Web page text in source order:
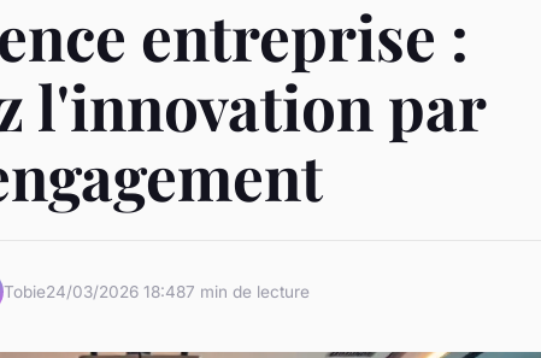
entreprise :
l'innovation par
Tobie24/03/2026 18:487 min de lecture